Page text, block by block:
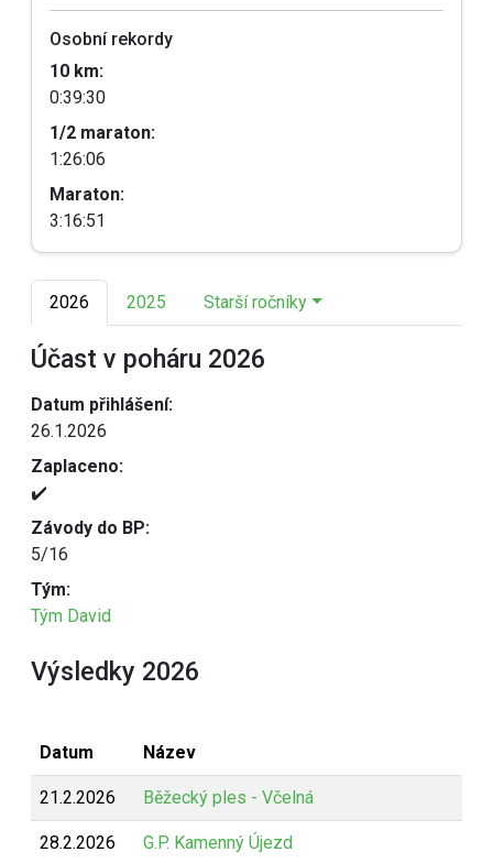
Osobní rekordy
10 km:
0:39:30
1/2 maraton:
1:26:06
Maraton:
3:16:51
2026 2025 Starší ročníky
Účast v poháru 2026
Datum přihlášení:
26.1.2026
Zaplaceno:
✔️
Závody do BP:
5/16
Tým:
Tým David
Výsledky 2026
Datum Název
21.2.2026 Běžecký ples - Včelná
28.2.2026 G.P. Kamenný Újezd